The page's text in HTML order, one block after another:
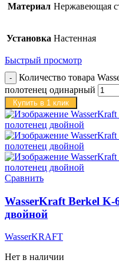
Материал Нержавеющая
Установка Настенная
Быстрый просмотр
Количество товара
полотенец одинарный
Купить в 1 клик
Сравнить
WasserKraft Berkel K-
двойной
WasserKRAFT
Нет в наличии